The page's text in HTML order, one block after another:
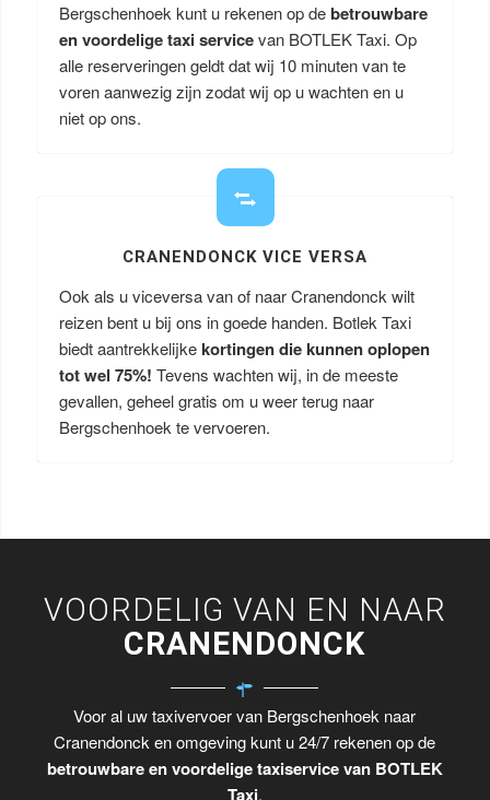
Bergschenhoek kunt u rekenen op debetrouwbare
en voordelige taxi servicevan BOTLEK Taxi. Op
alle reserveringen geldt dat wij 10 minuten van te
voren aanwezig zijn zodat wij op u wachten en u
niet op ons.
CRANENDONCK VICE VERSA
Ook als u viceversa van of naar Cranendonck wilt
reizen bent u bij ons in goede handen. Botlek Taxi
biedt aantrekkelijkekortingen die kunnen oplopen
tot wel 75%! Tevens wachten wij, in de meeste
gevallen, geheel gratis om u weer terug naar
Bergschenhoek te vervoeren.
VOORDELIG VAN EN NAAR
CRANENDONCK
Voor al uw taxivervoer van Bergschenhoek naar
Cranendonck en omgeving kunt u 24/7 rekenen op de
betrouwbare en voordelige taxiservice van BOTLEK
Taxi.